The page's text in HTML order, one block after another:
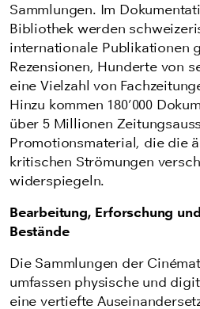
Sammlungen. Im
Bibliothek werden
internationale Publikationen
Rezensionen, Hunderte von
eine Vielzahl von
Hinzu kommen 180’000
über 5 Millionen
Promotionsmaterial, die die
kritischen Strömungen
widerspiegeln.
Bearbeitung, Erforschung
Bestände
Die Sammlungen der
umfassen physische und
eine vertiefte